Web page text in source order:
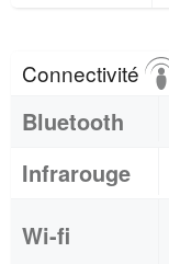
Connectivité
Bluetooth
Infrarouge
Wi-fi